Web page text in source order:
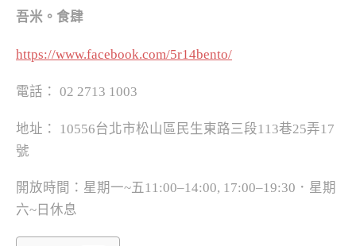
吾米。食肆
https://www.facebook.com/5r14bento/
電話： 02 2713 1003
地址： 10556台北市松山區民生東路三段113巷25弄17
號
開放時間：星期一~五11:00–14:00, 17:00–19:30．星期
六~日休息